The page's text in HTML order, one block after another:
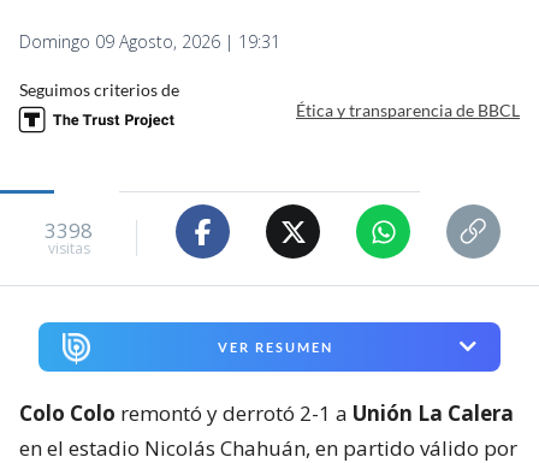
Domingo 09 Agosto, 2026 | 19:31
Seguimos criterios de
Ética y transparencia de BBCL
3398
visitas
VER RESUMEN
Colo Colo remontó y derrotó 2-1 a Unión La Calera
en el estadio Nicolás Chahuán, en partido válido por